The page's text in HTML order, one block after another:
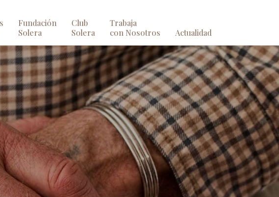
Fundación
Solera
Club
Solera
Trabaja
con Nosotros
Actualidad